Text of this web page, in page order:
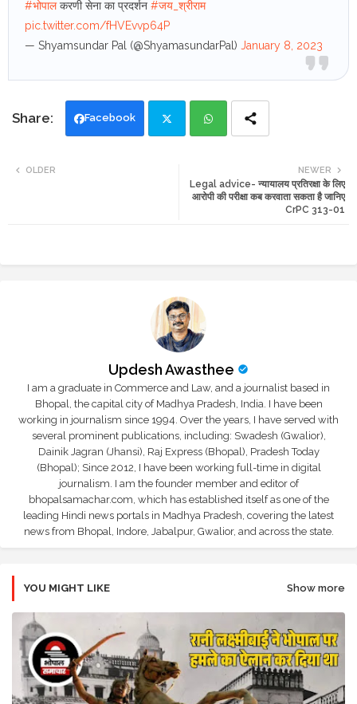
#भोपालकरणी सेना का प्रदर्शन #जय_श्रीराम
pic.twitter.com/fHVEvvp64P
— Shyamsundar Pal (@ShyamasundarPal) January 8, 2023
Facebook
ats
NEWER
Legal advice- न्यायालय प्रतिरक्षा के लिए
आरोपी की परीक्षा कब करवाता सकता है जानिए
CrPC 313-01
OLDER
Updesh Awasthee
I am a graduate in Commerce and Law, and a journalist based in
Bhopal, the capital city of Madhya Pradesh, India. I have been
working in journalism since 1994. Over the years, I have served with
several prominent publications, including: Swadesh (Gwalior),
Dainik Jagran (Jhansi), Raj Express (Bhopal), Pradesh Today
(Bhopal); Since 2012, I have been working full-time in digital
journalism. I am the founder member and editor of
bhopalsamachar.com, which has established itself as one of the
leading Hindi news portals in Madhya Pradesh, covering the latest
news from Bhopal, Indore, Jabalpur, Gwalior, and across the state.
YOU MIGHT LIKE Show more